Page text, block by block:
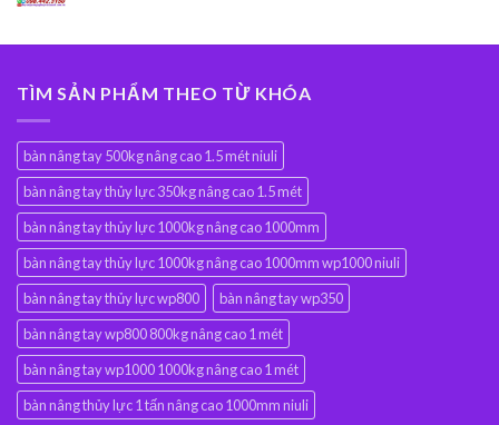
TÌM SẢN PHẨM THEO TỪ KHÓA
bàn nâng tay 500kg nâng cao 1.5 mét niuli
bàn nâng tay thủy lực 350kg nâng cao 1.5 mét
bàn nâng tay thủy lực 1000kg nâng cao 1000mm
bàn nâng tay thủy lực 1000kg nâng cao 1000mm wp1000 niuli
bàn nâng tay thủy lực wp800
bàn nâng tay wp350
bàn nâng tay wp800 800kg nâng cao 1 mét
bàn nâng tay wp1000 1000kg nâng cao 1 mét
bàn nâng thủy lực 1 tấn nâng cao 1000mm niuli